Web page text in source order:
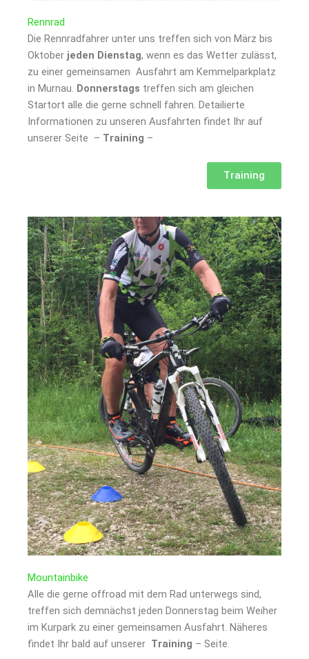
Rennrad
Die Rennradfahrer unter uns treffen sich von März bis
Oktober jeden Dienstag, wenn es das Wetter zulässt,
zu einer gemeinsamen Ausfahrt am Kemmelparkplatz
in Murnau. Donnerstags treffen sich am gleichen
Startort alle die gerne schnell fahren. Detailierte
Informationen zu unseren Ausfahrten findet Ihr auf
unserer Seite – Training –
Training
Mountainbike
Alle die gerne offroad mit dem Rad unterwegs sind,
treffen sich demnächst jeden Donnerstag beim Weiher
im Kurpark zu einer gemeinsamen Ausfahrt. Näheres
findet Ihr bald auf unserer Training – Seite.